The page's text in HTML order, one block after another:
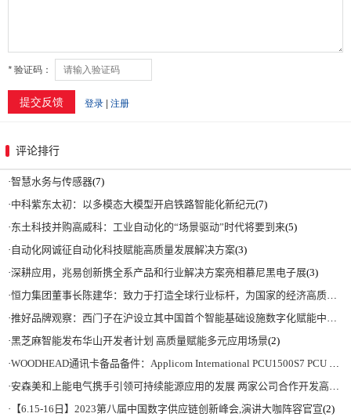
评论排行
·智慧水务与传感器(7)
·中科紫东太初：以多模态大模型开启铁路智能化新纪元(7)
·东土科技并购高威科：工业自动化的“场景驱动”时代将要到来(5)
· 自动化网诚征自动化科技赋能高质量发展解决方案(3)
·深耕应用，兆易创新携全系产品和行业解决方案亮相慕尼黑电子展(3)
·恒力集团董事长陈建华：致力于打造全球行业标杆，为国家的经济高质量发展贡献更大力量|上海电气集团党委书记、董事长吴磊来访
·推好品牌观察：西门子在沪设立其中国首个智能基础设施数字化赋能中心
·黑芝麻智能发布华山开发者计划 高质量赋能多元应用场景(2)
·WOODHEAD通讯卡备品备件：Applicom International PCU1500S7 PCU 1500 S7 V4.5.0
·安森美和上能电气携手引领可持续能源应用的发展 两家公司合作开发高性能储能和太阳能组串式逆变器方案 以实现可持续的未来
· 【6.15-16日】2023第八届中国数字供应链创新峰会,演讲大咖阵容官宣(2)